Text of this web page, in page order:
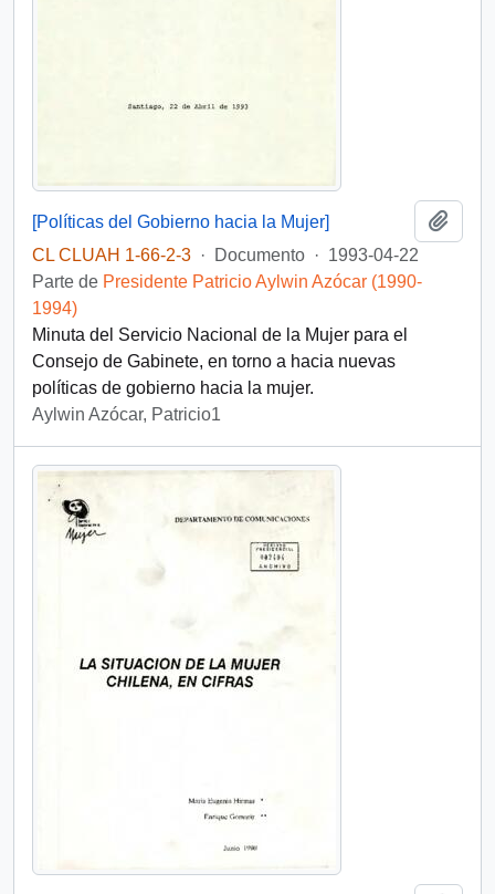
[Políticas del Gobierno hacia la Mujer]
CL CLUAH 1-66-2-3 · Documento · 1993-04-22
Parte de Presidente Patricio Aylwin Azócar (1990-
1994)
Minuta del Servicio Nacional de la Mujer para el
Consejo de Gabinete, en torno a hacia nuevas
políticas de gobierno hacia la mujer.
Aylwin Azócar, Patricio1